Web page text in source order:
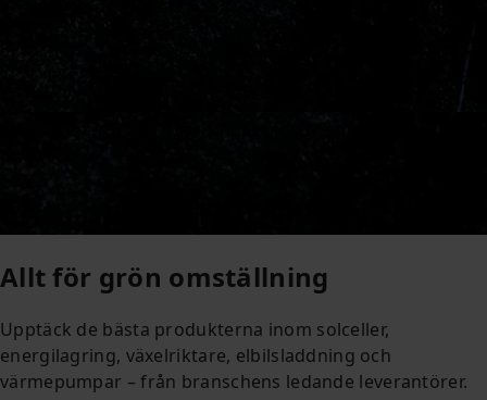
Allt för grön omställning
Upptäck de bästa produkterna inom solceller,
energilagring, växelriktare, elbilsladdning och
värmepumpar – från branschens ledande leverantörer.